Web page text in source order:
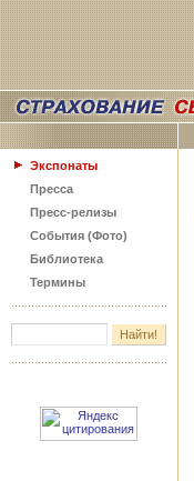
Экспонаты
Пресса
Пресс-релизы
События (Фото)
Библиотека
Термины